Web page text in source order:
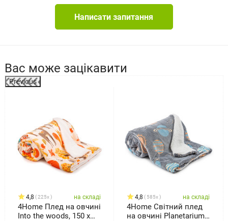
Написати запитання
Вас може зацікавити
Previous
4,8 225x на складі
4Home Плед на овчині
Into the woods, 150 x
4,8 585x на складі
4Home Світний плед
на овчині Planetarium,